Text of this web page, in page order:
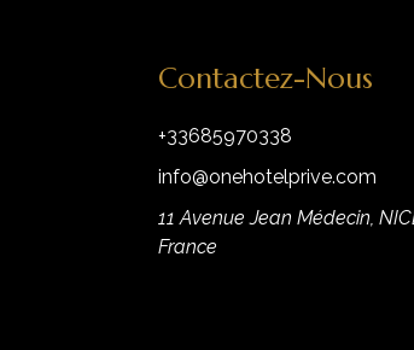
Contactez-Nous
+33685970338
info@onehotelprive.com
11 Avenue Jean Médecin,
France